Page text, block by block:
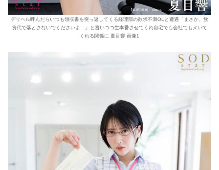
デリヘル呼んだらいつも領収書を突っ返してくる経理部の欲求不満OLと遭遇「まさか、飲
食代で落とさないでくださいよ…」と言いつつ生本番させてくれ自宅でも会社でもヌいて
くれる関係に 夏目響 画像1